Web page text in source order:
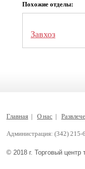
Похожие отделы:
Завхоз
Администрация: (342) 215-
© 2018 г. Торговый
Главная | О нас |